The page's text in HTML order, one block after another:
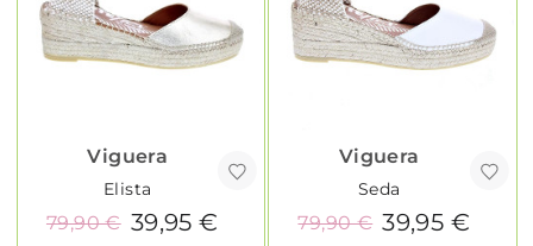
Viguera
Elista
39,95 €
79,90 €
Viguera
Seda
39,95 €
79,90 €